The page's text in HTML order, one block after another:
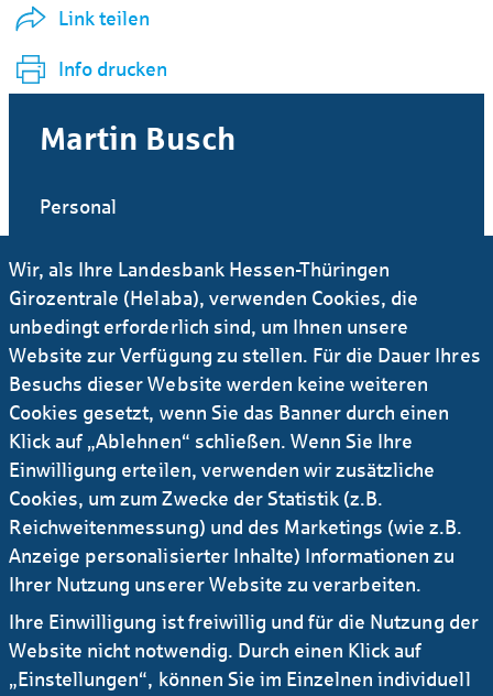
Link teilen
Info drucken
Martin Busch
Personal
+49 69 / 91 32 - 29 55
E-Mail
Unsere Benefits
Mehr Infos
FAQs für Berufserfahrene
Was uns Bewerberinnen und Bewerber häufig
fragen
Wir, als Ihre Landesbank Hessen-Thüringen
Girozentrale (Helaba), verwenden Cookies, die
unbedingt erforderlich sind, um Ihnen unsere
Website zur Verfügung zu stellen. Für die Dauer Ihres
Besuchs dieser Website werden keine weiteren
Cookies gesetzt, wenn Sie das Banner durch einen
Klick auf „Ablehnen“ schließen. Wenn Sie Ihre
Einwilligung erteilen, verwenden wir zusätzliche
Cookies, um zum Zwecke der Statistik (z.B.
Reichweitenmessung) und des Marketings (wie z.B.
Anzeige personalisierter Inhalte) Informationen zu
Ihrer Nutzung unserer Website zu verarbeiten.
Ihre Einwilligung ist freiwillig und für die Nutzung der
Website nicht notwendig. Durch einen Klick auf
„Einstellungen“, können Sie im Einzelnen individuell